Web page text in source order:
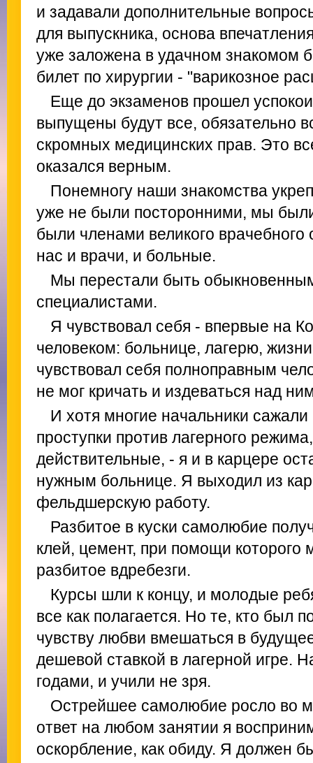
и задавали дополнительные
для выпускника, основа
уже заложена в удачном знакомом
билет по хирургии - "варикозное
Еще до экзаменов прошел
выпущены будут все, обязательно
скромных медицинских прав. Это
оказался верным.
Понемногу наши знакомства
уже не были посторонними, мы
были членами великого
нас и врачи, и больные.
Мы перестали быть
специалистами.
Я чувствовал себя - впервые на
человеком: больнице, лагерю,
чувствовал себя полноправным
не мог кричать и издеваться над
И хотя многие начальники
проступки против лагерного
действительные, - я и в карцере
нужным больнице. Я выходил из
фельдшерскую работу.
Разбитое в куски самолюбие
клей, цемент, при помощи которого
разбитое вдребезги.
Курсы шли к концу, и молодые
все как полагается. Но те, кто был
чувству любви вмешаться в
дешевой ставкой в лагерной игре.
годами, и учили не зря.
Острейшее самолюбие росло во
ответ на любом занятии я
оскорбление, как обиду. Я должен